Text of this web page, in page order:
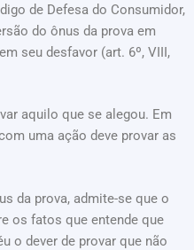
de Defesa do Consumidor,
do ônus da prova em
seu desfavor (art. 6º, VIII,
aquilo que se alegou. Em
uma ação deve provar as
da prova, admite-se que o
os fatos que entende que
o dever de provar que não